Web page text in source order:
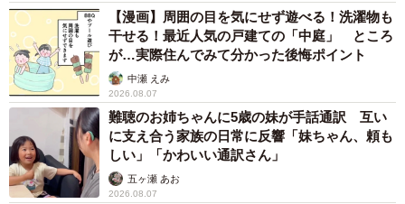
4/4
医学部での勉強と芸能活動を両立している／一条美輝さん
（@miki_ichizyo）提供
【漫画】周囲の目を気にせず遊べる！洗濯物も
干せる！最近人気の戸建ての「中庭」 ところ
が…実際住んでみて分かった後悔ポイント
中瀬 えみ
2026.08.07
難聴のお姉ちゃんに5歳の妹が手話通訳 互い
に支え合う家族の日常に反響「妹ちゃん、頼も
しい」「かわいい通訳さん」
五ヶ瀬 あお
2026.08.07